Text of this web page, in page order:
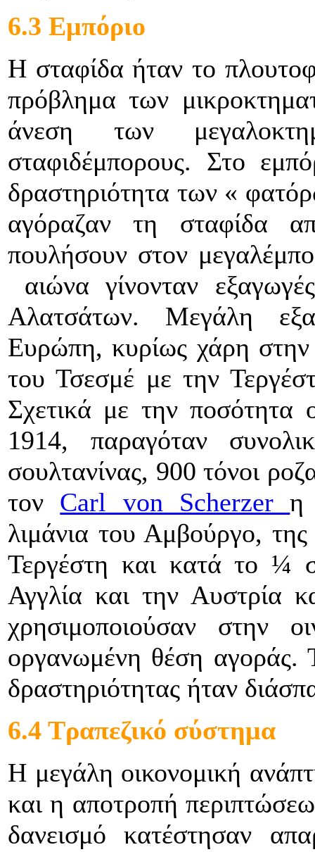
6.3 Εμπόριο
Η σταφίδα ήταν το
πρόβλημα των
άνεση των
σταφιδέμπορους. Στο
δραστηριότητα των «
αγόραζαν τη σταφίδα
πουλήσουν στον
αιώνα γίνονταν
Αλατσάτων. Μεγάλη
Ευρώπη, κυρίως χάρη στην
του Τσεσμέ με την
Σχετικά με την
1914, παραγόταν
σουλτανίνας, 900 τόνοι
τον Carl von Scherzerη
λιμάνια του Αμβούργο,
Τεργέστη και κατά το ¼
Αγγλία και την Αυστρία
χρησιμοποιούσαν στην
οργανωμένη θέση αγοράς.
δραστηριότητας ήταν
6.4 Tραπεζικό σύστημα
Η μεγάλη οικονομική
και η αποτροπή
δανεισμό κατέστησαν